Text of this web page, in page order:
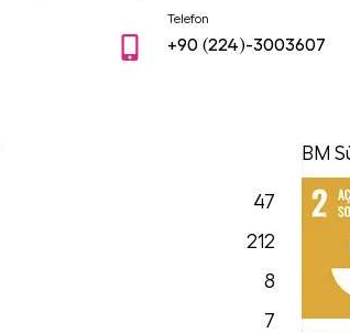
Telefon
+90(224)-3003607
47
212
8
7
BM